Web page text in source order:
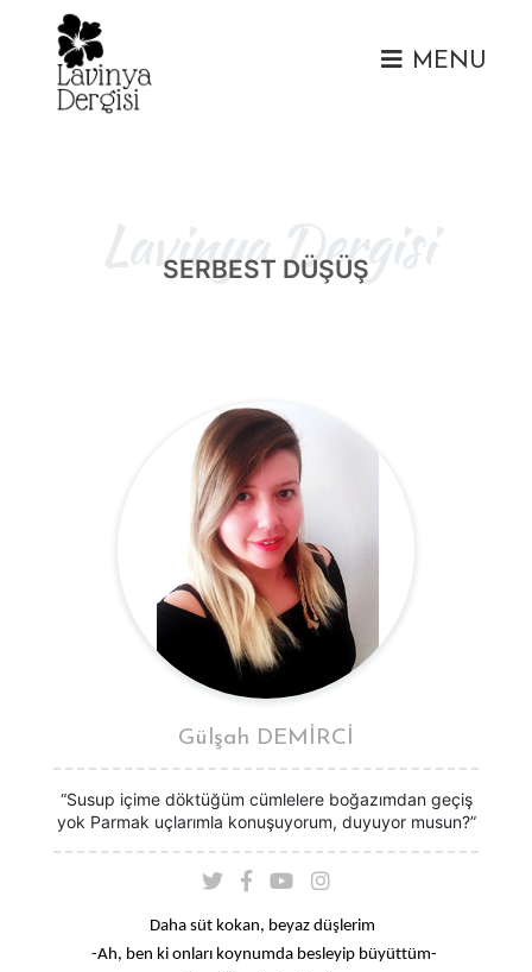
MENU
Lavinya Dergisi
SERBEST DÜŞÜŞ
Gülşah DEMİRCİ
“Susup içime döktüğüm cümlelere boğazımdan geçiş
yok Parmak uçlarımla konuşuyorum, duyuyor musun?”
Daha süt kokan, beyaz düşlerim
-Ah, ben ki onları koynumda besleyip büyüttüm-